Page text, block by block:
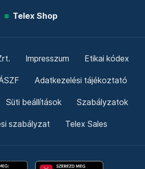
Telex Shop
Impresszum Etikai kódex
Adatkezelési tájékoztató
Süti beállítások Szabályzatok
szabályzat Telex Sales